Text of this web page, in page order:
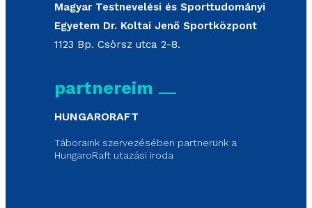
Magyar Testnevelési és Sporttudományi
Egyetem Dr. Koltai Jenő Sportközpont
1123 Bp. Csörsz utca 2-8.
partnereim
HUNGARORAFT
Táboraink szervezésében partnerünk a
HungaroRaft utazási iroda